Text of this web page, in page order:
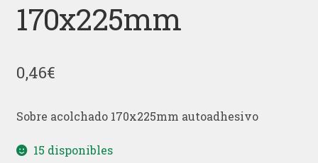
170x225mm
0,46€
Sobre acolchado 170x225mm autoadhesivo
15 disponibles